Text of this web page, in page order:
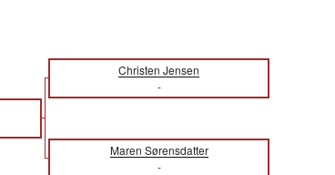
Christen Jensen
-
Maren Sørensdatter
-